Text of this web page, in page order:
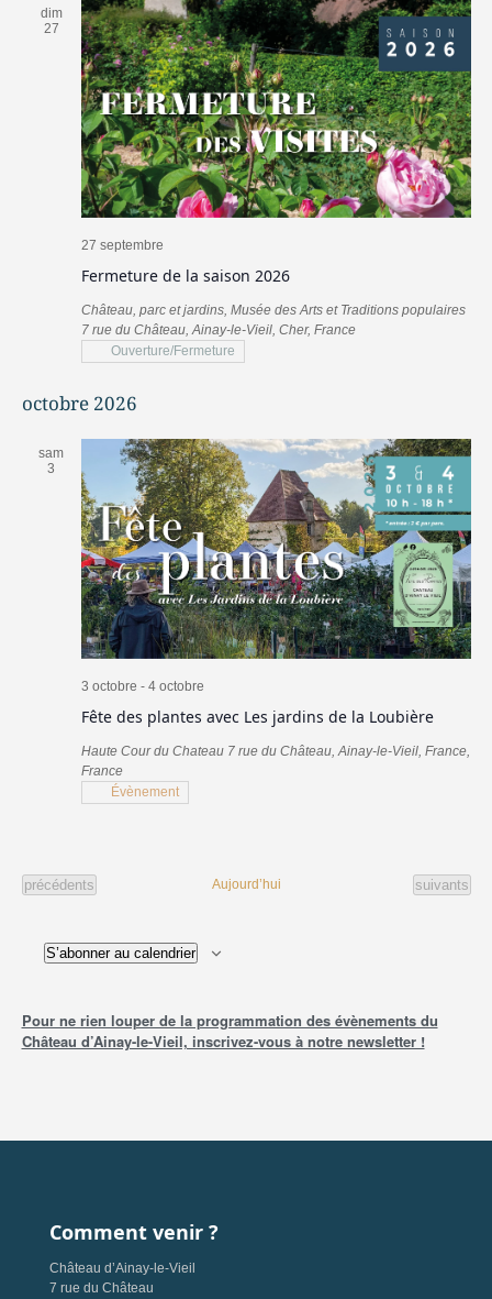
dim
27
Fermeture de la saison 2026
27 septembre
Château, parc et jardins, Musée des Arts et Traditions populaires
7 rue du Château, Ainay-le-Vieil, Cher, France
Ouverture/Fermeture
octobre 2026
sam
3
Fête des plantes avec Les jardins de la Loubière
3 octobre - 4 octobre
Haute Cour du Chateau 7 rue du Château, Ainay-le-Vieil, France,
France
Évènement
Évènements
précédents Aujourd’hui suivants
S’abonner au calendrier
Pour ne rien louper de la programmation des évènements du
Château d’Ainay-le-Vieil, inscrivez-vous à notre newsletter !
Comment venir ?
Château d’Ainay-le-Vieil
7 rue du Château